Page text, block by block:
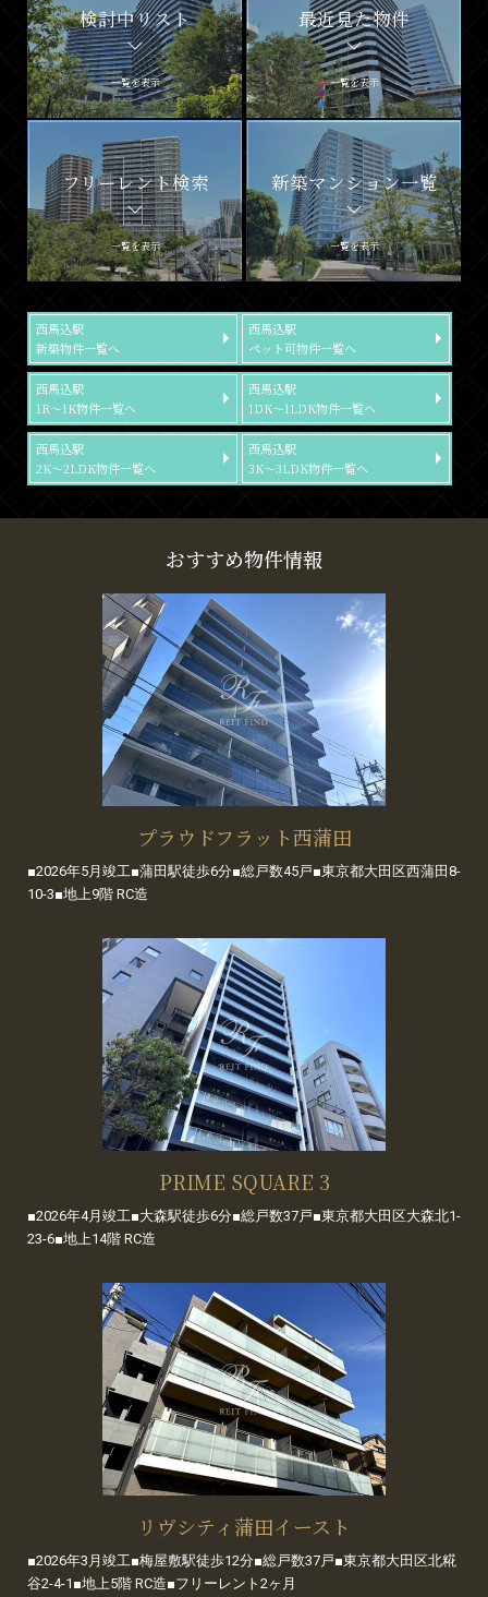
検討中リスト
一覧を表示
最近見た物件
一覧を表示
フリーレント検索
一覧を表示
新築マンション一覧
一覧を表示
西馬込駅
新築物件一覧へ
西馬込駅
ペット可物件一覧へ
西馬込駅
1R～1K物件一覧へ
西馬込駅
1DK～1LDK物件一覧へ
西馬込駅
2K～2LDK物件一覧へ
西馬込駅
3K～3LDK物件一覧へ
おすすめ物件情報
プラウドフラット西蒲田
■2026年5月竣工■蒲田駅徒歩6分■総戸数45戸■東京都大田区西蒲田8-
10-3■地上9階 RC造
PRIME SQUARE 3
■2026年4月竣工■大森駅徒歩6分■総戸数37戸■東京都大田区大森北1-
23-6■地上14階 RC造
リヴシティ蒲田イースト
■2026年3月竣工■梅屋敷駅徒歩12分■総戸数37戸■東京都大田区北糀
谷2-4-1■地上5階 RC造■フリーレント2ヶ月